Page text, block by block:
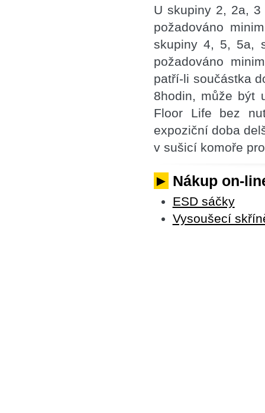
U skupiny 2, 2a,
požadováno
skupiny 4, 5, 5a,
požadováno
patří-li součástka
8hodin, může být
Floor Life bez
expoziční doba
v sušicí komoře
► Nákup on-
ESD sáčky
Vysoušecí